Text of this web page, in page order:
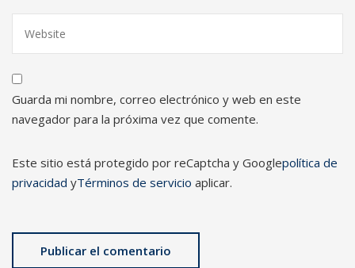
Guarda mi nombre, correo electrónico y web en este
navegador para la próxima vez que comente.
Este sitio está protegido por reCaptcha y Googlepolítica de
privacidad yTérminos de servicio aplicar.